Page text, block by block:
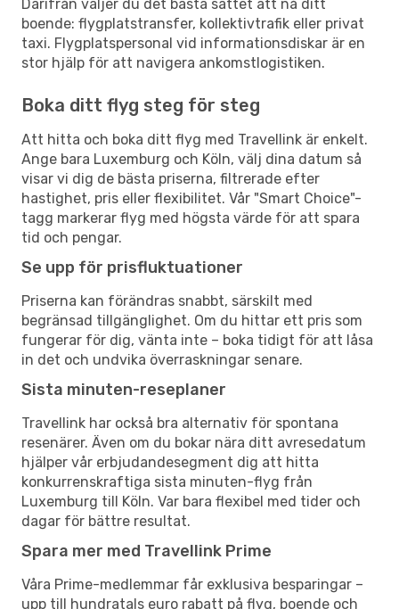
Därifrån väljer du det bästa sättet att nå ditt
boende: flygplatstransfer, kollektivtrafik eller privat
taxi. Flygplatspersonal vid informationsdiskar är en
stor hjälp för att navigera ankomstlogistiken.
Boka ditt flyg steg för steg
Att hitta och boka ditt flyg med Travellink är enkelt.
Ange bara Luxemburg och Köln, välj dina datum så
visar vi dig de bästa priserna, filtrerade efter
hastighet, pris eller flexibilitet. Vår "Smart Choice"-
tagg markerar flyg med högsta värde för att spara
tid och pengar.
Se upp för prisfluktuationer
Priserna kan förändras snabbt, särskilt med
begränsad tillgänglighet. Om du hittar ett pris som
fungerar för dig, vänta inte – boka tidigt för att låsa
in det och undvika överraskningar senare.
Sista minuten-reseplaner
Travellink har också bra alternativ för spontana
resenärer. Även om du bokar nära ditt avresedatum
hjälper vår erbjudandesegment dig att hitta
konkurrenskraftiga sista minuten-flyg från
Luxemburg till Köln. Var bara flexibel med tider och
dagar för bättre resultat.
Spara mer med Travellink Prime
Våra Prime-medlemmar får exklusiva besparingar –
upp till hundratals euro rabatt på flyg, boende och